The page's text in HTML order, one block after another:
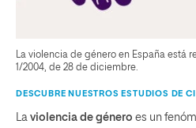
La violencia de género en España está
1/2004, de 28 de diciembre.
DESCUBRE NUESTROS ESTUDIOS DE
La violencia de género es un